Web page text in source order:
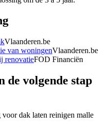
Vlaanderen.be
van woningenVlaanderen.be
renovatieFOD Financiën
de volgende stap
voordak laten reinigen malle